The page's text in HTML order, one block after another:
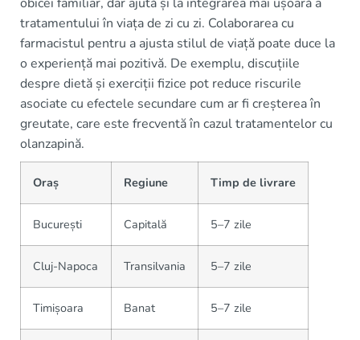
tratamentului în viața de zi cu zi. Colaborarea cu
farmacistul pentru a ajusta stilul de viață poate duce la
o experiență mai pozitivă. De exemplu, discuțiile
despre dietă și exerciții fizice pot reduce riscurile
asociate cu efectele secundare cum ar fi creșterea în
greutate, care este frecventă în cazul tratamentelor cu
olanzapină.
Oraș Regiune Timp de livrare
București Capitală 5–7 zile
Cluj-Napoca Transilvania 5–7 zile
Timișoara Banat 5–7 zile